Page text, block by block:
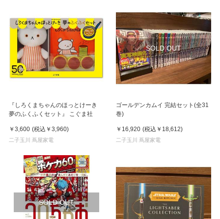
『しろくまちゃんのほっとけーき
夢のふくふくセット』 こぐま社
￥3,600 (税込 ￥3,960)
二子玉川 蔦屋家電
SOLD OUT
ゴールデンカムイ 完結セット(全31
巻)
￥16,920 (税込 ￥18,612)
二子玉川 蔦屋家電
SOLD OUT